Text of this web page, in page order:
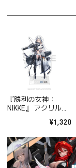
『勝利の女神：
NIKKE』 アクリルス
¥1,320